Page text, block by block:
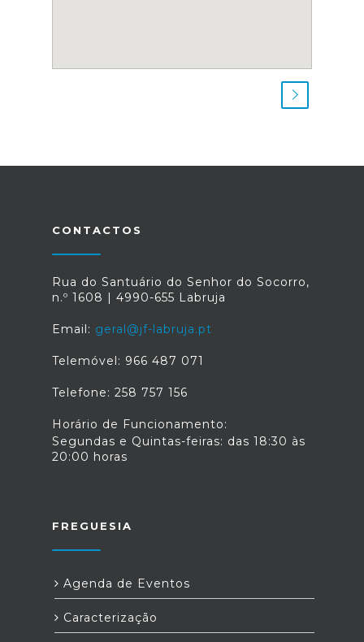
CONTACTOS
Rua do Santuário do Senhor do Socorro,
n.º 1608 | 4990-655 Labruja
Email: geral@jf-labruja.pt
Telemóvel: 966 487 071
Telefone: 258 757 156
Horário de Funcionamento:
Segundas e Quintas-feiras: das 18:30 às
20:00 horas
FREGUESIA
Agenda de Eventos
Caracterização